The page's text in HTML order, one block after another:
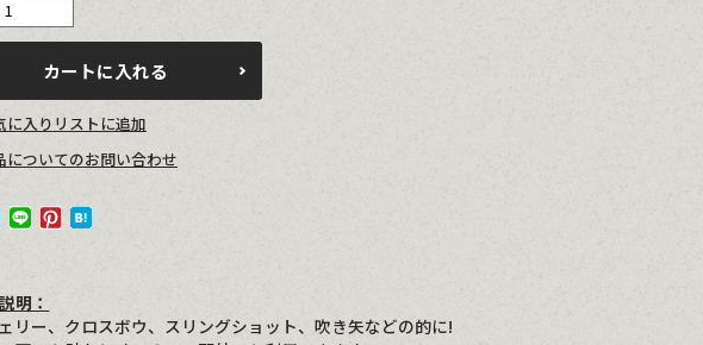
カートに入れる
に入り リストに追加
についてのお問い合わせ
明：
リー、クロスボウ、スリングショット、吹き矢などの的に!